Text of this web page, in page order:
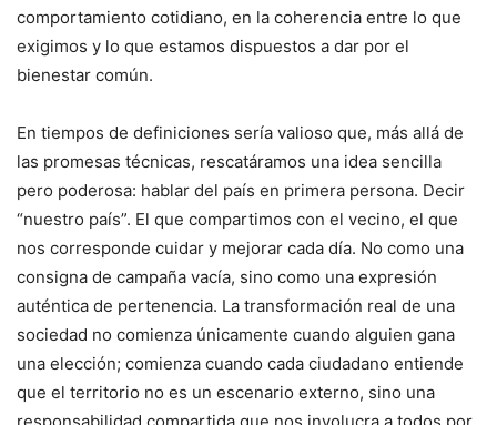
comportamiento cotidiano, en la coherencia entre lo que
exigimos y lo que estamos dispuestos a dar por el
bienestar común.
En tiempos de definiciones sería valioso que, más allá de
las promesas técnicas, rescatáramos una idea sencilla
pero poderosa: hablar del país en primera persona. Decir
“nuestro país”. El que compartimos con el vecino, el que
nos corresponde cuidar y mejorar cada día. No como una
consigna de campaña vacía, sino como una expresión
auténtica de pertenencia. La transformación real de una
sociedad no comienza únicamente cuando alguien gana
una elección; comienza cuando cada ciudadano entiende
que el territorio no es un escenario externo, sino una